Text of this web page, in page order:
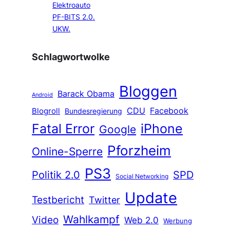
Elektroauto
PF-BITS 2.0.
UKW.
Schlagwortwolke
Android Barack Obama Bloggen
Blogroll Bundesregierung CDU Facebook
Fatal Error Google iPhone
Online-Sperre Pforzheim
Politik 2.0 PS3 Social Networking
SPD
Testbericht Twitter Update
Video Wahlkampf Web 2.0 Werbung